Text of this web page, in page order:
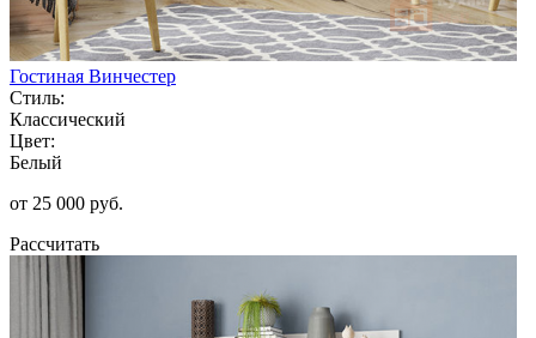
Гостиная Винчестер
Стиль:
Классический
Цвет:
Белый
от 25 000 руб.
Рассчитать